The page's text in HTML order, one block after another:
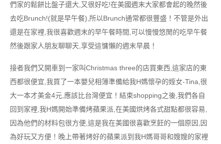
們家的鬆餅比盤子還大,又很好吃!在美國週末大家都會起的晚然後
去吃Brunch!(就是早午餐),所以Brunch通常都很豐盛！不管是外出
還是在家裡,我很喜歡週末的早午餐時間,可以慢慢悠閒的吃早午餐
然後跟家人朋友聊聊天,享受這慵懶的週末早晨！
接者我們又開車到一家叫Christmas three的店買東西,這家店的東
西都很便宜,我買了一本嬰兒相簿準備給我H媽懷孕的姪女-Tina,很
大一本才美金4元,應該比台灣便宜！結束shopping之後,我們各自
回到家裡,我H媽開始準備烤蘋果派,在美國烘烤各式甜點都很容易,
因為他們的材料包很方便,這是我在美國很喜歡烹飪的一個原因,因
為好玩又方便！晚上帶著烤好的蘋果派到我H媽哥哥和嫂嫂的家裡